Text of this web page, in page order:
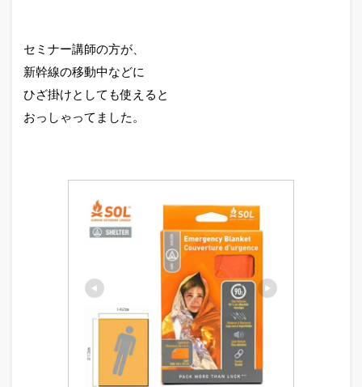
セミナー講師の方が、
新幹線の移動中などに
ひざ掛けとしても使えると
おっしゃってました。